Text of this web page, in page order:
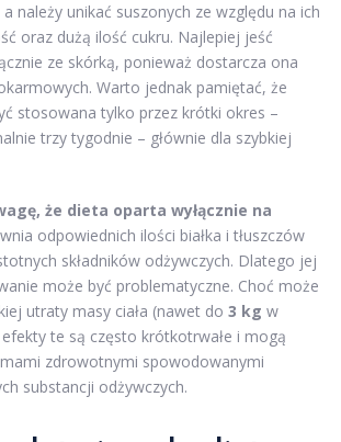
należy unikać suszonych ze względu na ich
oraz dużą ilość cukru. Najlepiej jeść
ze skórką, ponieważ dostarcza ona
Warto jednak pamiętać, że
stosowana tylko przez krótki okres –
trzy tygodnie – głównie dla szybkiej
że dieta oparta wyłącznie na
odpowiednich ilości białka i tłuszczów
składników odżywczych. Dlatego jej
może być problematyczne. Choć może
utraty masy ciała (nawet do 3 kg w
te są często krótkotrwałe i mogą
zdrowotnymi spowodowanymi
substancji odżywczych.